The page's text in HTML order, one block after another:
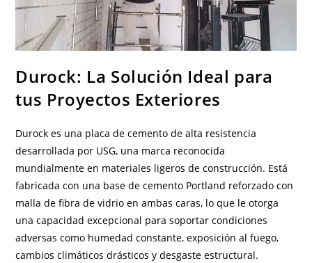
En
PIESA
Que
En
Mercado
Libre?
Durock: La Solución Ideal para
tus Proyectos Exteriores
Durock es una placa de cemento de alta resistencia
desarrollada por USG, una marca reconocida
mundialmente en materiales ligeros de construcción. Está
fabricada con una base de cemento Portland reforzado con
malla de fibra de vidrio en ambas caras, lo que le otorga
una capacidad excepcional para soportar condiciones
adversas como humedad constante, exposición al fuego,
cambios climáticos drásticos y desgaste estructural.